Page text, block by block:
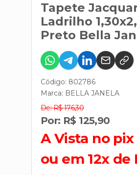
Tapete
Ladrilho
Preto Bella
Código: 802786
Marca: BELLA JANELA
De: R$ 176,30
Por: R$ 125,90
A Vista no pix
ou em 12x de